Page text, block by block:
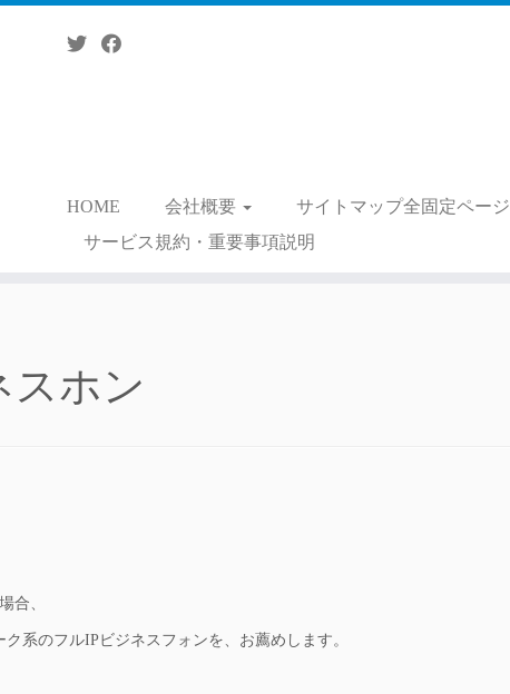
HOME 会社概要 サイトマップ全固定ページ
サービス規約・重要事項説明
スホン
合、
系のフルIPビジネスフォンを、お薦めします。